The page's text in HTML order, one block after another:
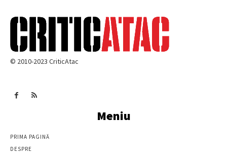
© 2010-2023 CriticAtac
Meniu
PRIMA PAGINĂ
DESPRE